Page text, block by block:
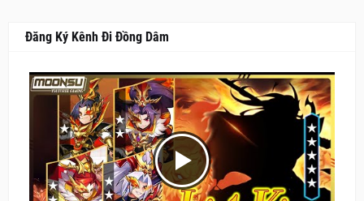
Đăng Ký Kênh Đi Đồng Dâm